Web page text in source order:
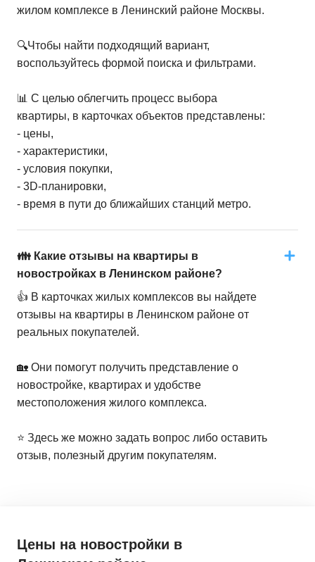
жилом комплексе в Ленинский районе Москвы.
🔍Чтобы найти подходящий вариант,
воспользуйтесь формой поиска и фильтрами.
📊 С целью облегчить процесс выбора
квартиры, в карточках объектов представлены:
- цены,
- характеристики,
- условия покупки,
- 3D-планировки,
- время в пути до ближайших станций метро.
👪 Какие отзывы на квартиры в
новостройках в Ленинском районе?
👍 В карточках жилых комплексов вы найдете
отзывы на квартиры в Ленинском районе от
реальных покупателей.
🏡 Они помогут получить представление о
новостройке, квартирах и удобстве
местоположения жилого комплекса.
⭐️ Здесь же можно задать вопрос либо оставить
отзыв, полезный другим покупателям.
Цены на новостройки в